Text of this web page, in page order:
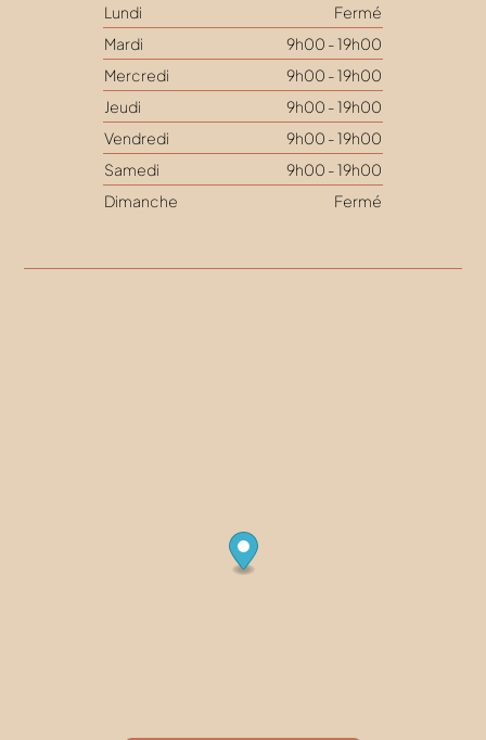
Lundi
Fermé
Mardi
9h00 - 19h00
Mercredi
9h00 - 19h00
Jeudi
9h00 - 19h00
Vendredi
9h00 - 19h00
Samedi
9h00 - 19h00
Dimanche
Fermé